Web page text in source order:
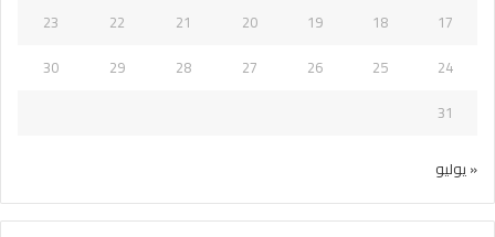
17
18
19
20
21
22
23
24
25
26
27
28
29
30
31
« يوليو